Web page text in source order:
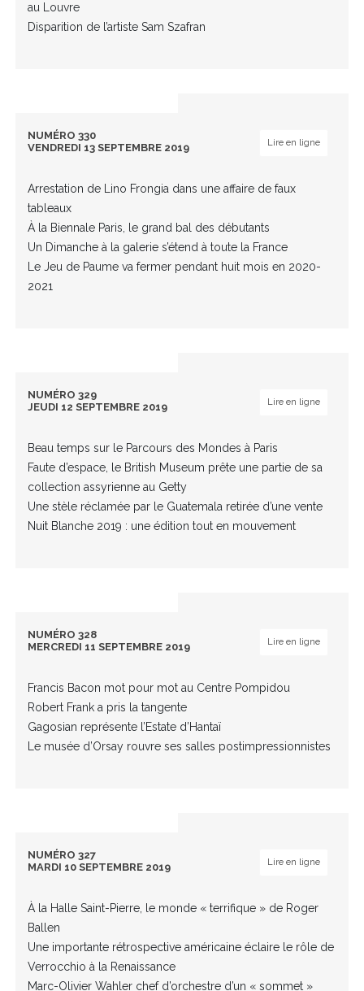
au Louvre
Disparition de l’artiste Sam Szafran
NUMÉRO 330
VENDREDI 13 SEPTEMBRE 2019
Lire en ligne
Arrestation de Lino Frongia dans une affaire de faux
tableaux
À la Biennale Paris, le grand bal des débutants
Un Dimanche à la galerie s’étend à toute la France
Le Jeu de Paume va fermer pendant huit mois en 2020-
2021
NUMÉRO 329
JEUDI 12 SEPTEMBRE 2019
Lire en ligne
Beau temps sur le Parcours des Mondes à Paris
Faute d’espace, le British Museum prête une partie de sa
collection assyrienne au Getty
Une stèle réclamée par le Guatemala retirée d’une vente
Nuit Blanche 2019 : une édition tout en mouvement
NUMÉRO 328
MERCREDI 11 SEPTEMBRE 2019
Lire en ligne
Francis Bacon mot pour mot au Centre Pompidou
Robert Frank a pris la tangente
Gagosian représente l’Estate d’Hantaï
Le musée d’Orsay rouvre ses salles postimpressionnistes
NUMÉRO 327
MARDI 10 SEPTEMBRE 2019
Lire en ligne
À la Halle Saint-Pierre, le monde « terrifique » de Roger
Ballen
Une importante rétrospective américaine éclaire le rôle de
Verrocchio à la Renaissance
Marc-Olivier Wahler chef d’orchestre d’un « sommet »